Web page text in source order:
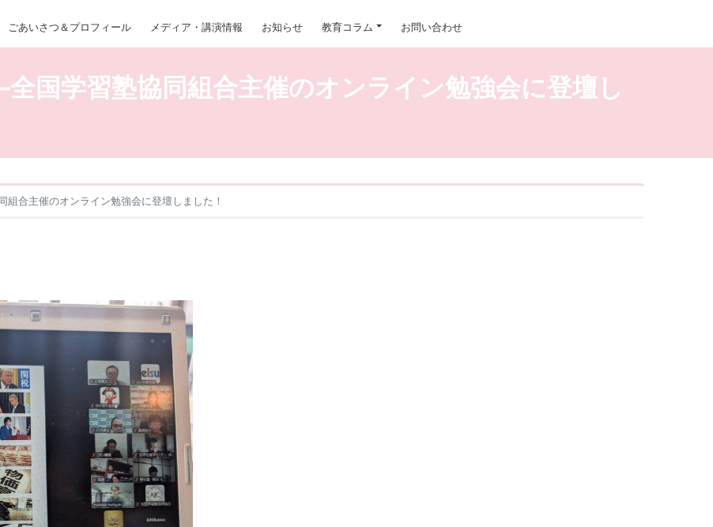
ごあいさつ＆プロフィール メディア・講演情報 お知らせ 教育コラム お問い合わせ
国学習塾協同組合主催のオンライン勉強会に登壇し
合主催のオンライン勉強会に登壇しました！